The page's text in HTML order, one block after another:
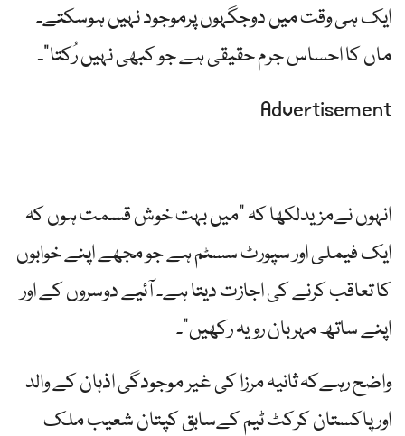
ایک ہی وقت میں دوجگہوں پرموجود نہیں ہوسکتے۔
ماں کا احساس جرم حقیقی ہے جو کبھی نہیں رُکتا”۔
Advertisement
انہوں نےمزیدلکھا کہ “میں بہت خوش قسمت ہوں کہ
ایک فیملی اور سپورٹ سسٹم ہے جو مجھے اپنے خوابوں
کا تعاقب کرنے کی اجازت دیتا ہے۔ آئیے دوسروں کے اور
اپنے ساتھ مہربان رویہ رکھیں”۔
واضح رہےکہ ثانیہ مرزا کی غیر موجودگی اذہان کے والد
اورپاکستان کرکٹ ٹیم کےسابق کپتان شعیب ملک